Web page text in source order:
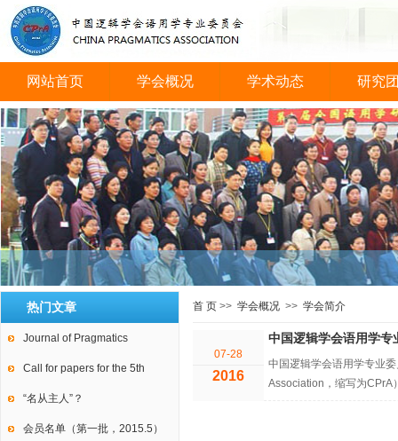
网站首页 学会概况 学术动态 研究
会议图片
热门文章
Journal of Pragmatics
Call for papers for the 5th
International Conference on
Law, Language and Discourse
“名从主人”？
会员名单（第一批，2015.5）
首 页 >> 学会概况 >> 学会简介
07-28
2016
中国逻辑学会语用学专
中国逻辑学会语用学专业
Association，缩写为CPrA